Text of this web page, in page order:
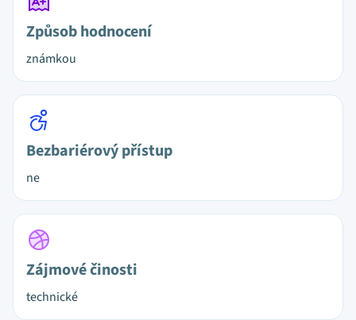
Způsob hodnocení
známkou
Bezbariérový přístup
ne
Zájmové činosti
technické